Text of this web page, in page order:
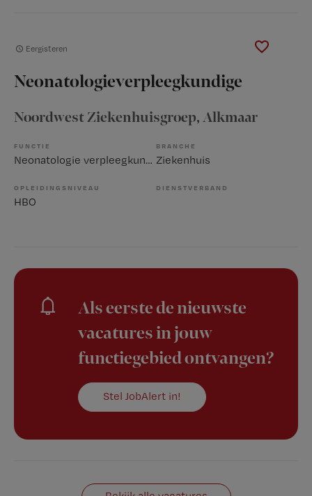
Eergisteren
Neonatologieverpleegkundige
Noordwest Ziekenhuisgroep, Alkmaar
FUNCTIE
Neonatologie verpleegkundige
BRANCHE
Ziekenhuis
OPLEIDINGSNIVEAU
HBO
DIENSTVERBAND
Als eerste de nieuwste
vacatures in jouw
functiegebied ontvangen?
Stel JobAlert in!